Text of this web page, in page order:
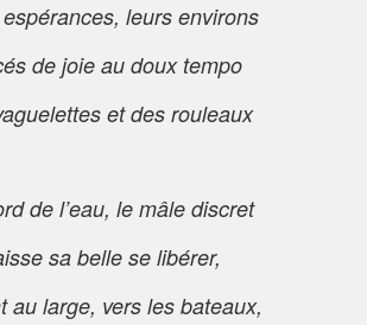
leurs environs
de joie au doux tempo
et des rouleaux
de l’eau, le mâle discret
sa belle se libérer,
au large, vers les bateaux,